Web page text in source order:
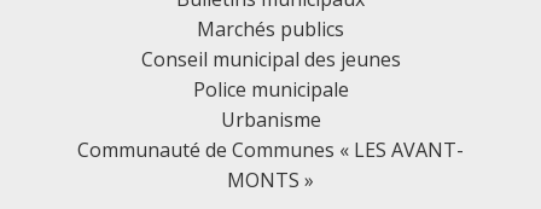
Marchés publics
Conseil municipal des jeunes
Police municipale
Urbanisme
Communauté de Communes « LES AVANT-
MONTS »